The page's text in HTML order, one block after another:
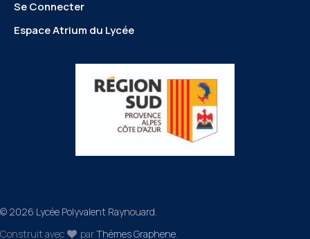
Se Connecter
Espace Atrium du Lycée
© 2026 Lycée Polyvalent Raynouard.
Construit avec
parThèmes Graphene.